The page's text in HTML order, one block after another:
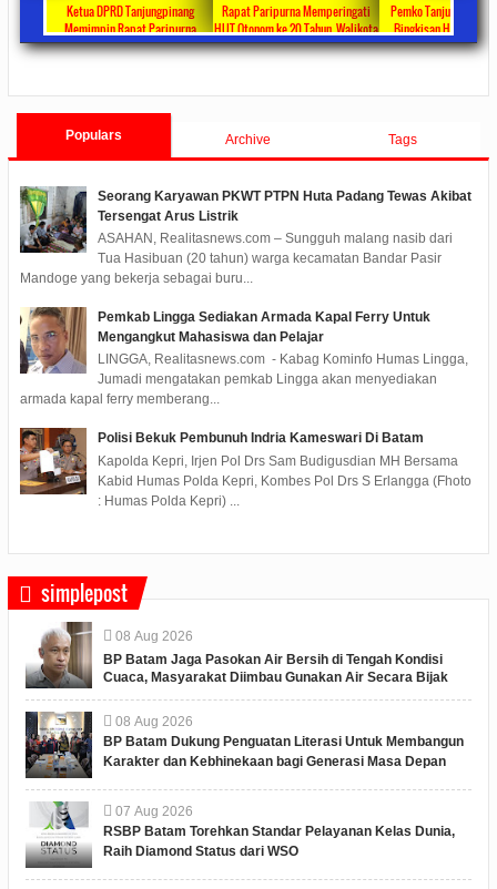
Ketua DPRD Tanjungpinang
Memimpin Rapat Paripurna
Pengesahan Ranperda Perubahan
2022/09/240 Comments
Rapat Paripurna Memperingati
HUT Otonom ke 20 Tahun, Walikota
Rahma Paparkan Capaian
2021/10/180 Comments
Pemko Tanjung
Bingkisan Hari Raya
Untuk Masyarakat
2020/05/110
Populars Archive Tags
Seorang Karyawan PKWT PTPN Huta Padang Tewas Akibat
Tersengat Arus Listrik
ASAHAN, Realitasnews.com – Sungguh malang nasib dari
Tua Hasibuan (20 tahun) warga kecamatan Bandar Pasir
Mandoge yang bekerja sebagai buru...
Pemkab Lingga Sediakan Armada Kapal Ferry Untuk
Mengangkut Mahasiswa dan Pelajar
LINGGA, Realitasnews.com - Kabag Kominfo Humas Lingga,
Jumadi mengatakan pemkab Lingga akan menyediakan
armada kapal ferry memberang...
Polisi Bekuk Pembunuh Indria Kameswari Di Batam
Kapolda Kepri, Irjen Pol Drs Sam Budigusdian MH Bersama
Kabid Humas Polda Kepri, Kombes Pol Drs S Erlangga (Fhoto
: Humas Polda Kepri) ...
simplepost
08 Aug 2026
BP Batam Jaga Pasokan Air Bersih di Tengah Kondisi
Cuaca, Masyarakat Diimbau Gunakan Air Secara Bijak
08 Aug 2026
BP Batam Dukung Penguatan Literasi Untuk Membangun
Karakter dan Kebhinekaan bagi Generasi Masa Depan
07 Aug 2026
RSBP Batam Torehkan Standar Pelayanan Kelas Dunia,
Raih Diamond Status dari WSO